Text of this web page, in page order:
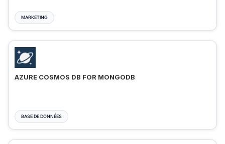
MARKETING
AZURE COSMOS DB FOR MONGODB
BASE DE DONNÉES